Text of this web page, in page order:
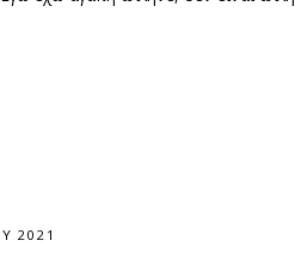
2021